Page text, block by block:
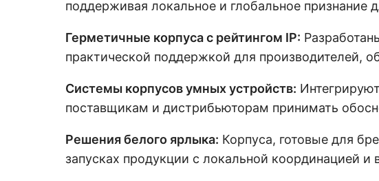
поддерживая локальное и глобальное
Герметичные корпуса с рейтингом IP:
практической поддержкой для производителей,
Системы корпусов умных устройств:
поставщикам и дистрибьюторам принимать
Решения белого ярлыка: Корпуса, готовые для
запусках продукции с локальной координацией и